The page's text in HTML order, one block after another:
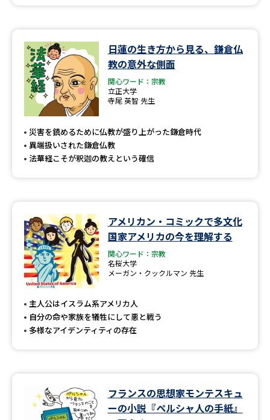
テレメール
お支払いサイト
個人情報取扱規定
特定商取引表記
テレメール進学カタログ
訂正のご案内
日蓮の生き方から見る、鎌倉仏
教の意外な側面
関心ワード：宗教
立正大学
寺尾 英智 先生
災害を鎮めるために仏教が盛り上がった鎌倉時代
異端扱いされた鎌倉仏教
法華経こそが釈迦の教えという確信
アメリカン・コミックで多文化
国家アメリカの今を理解する
関心ワード：宗教
名桜大学
メーガン・クックルマン 先生
主人公はイスラム系アメリカ人
自分の命や家族を犠牲にして悪と戦う
多様なアイデンティティの存在
フランスの思想家モンテスキュ
ーの小説『ペルシャ人の手紙』